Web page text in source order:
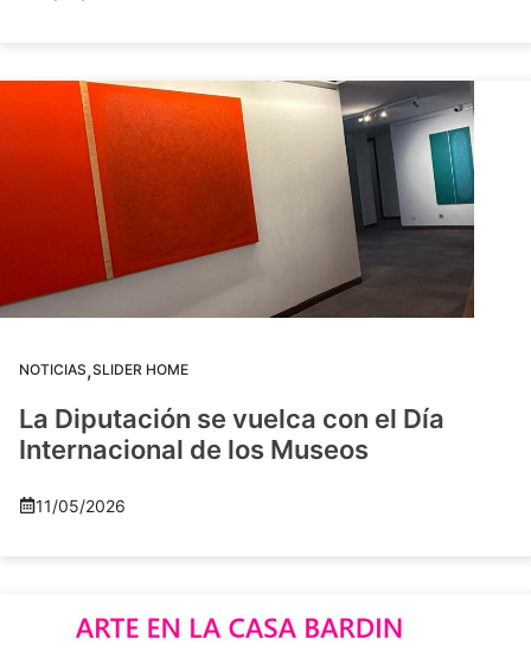
NOTICIAS,SLIDER HOME
La Diputación se vuelca con el Día
Internacional de los Museos
11/05/2026